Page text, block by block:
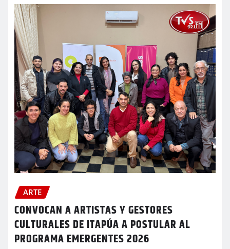
ARTE
CONVOCAN A ARTISTAS Y GESTORES
CULTURALES DE ITAPÚA A POSTULAR AL
PROGRAMA EMERGENTES 2026